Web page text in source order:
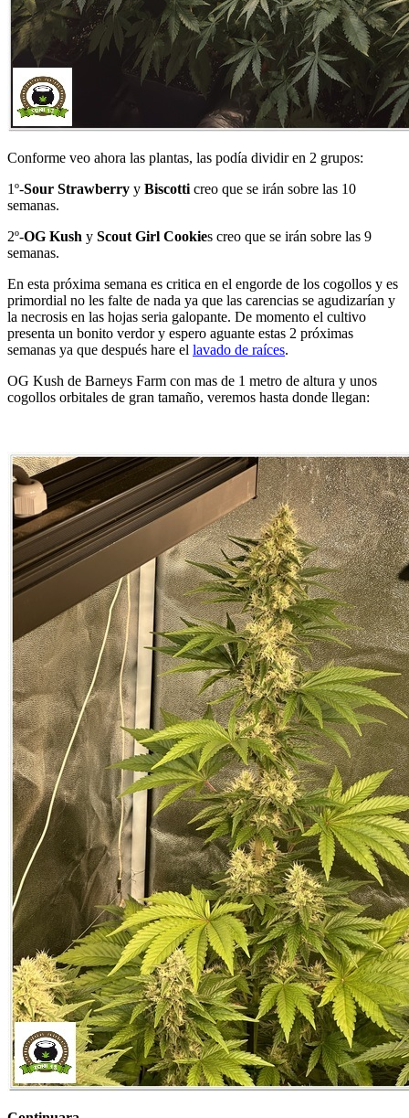
Conforme veo ahora las plantas, las podía dividir en 2 grupos:
1º-Sour Strawberry y Biscotti creo que se irán sobre las 10
semanas.
2º-OG Kush y Scout Girl Cookies creo que se irán sobre las 9
semanas.
En esta próxima semana es critica en el engorde de los cogollos y es
primordial no les falte de nada ya que las carencias se agudizarían y
la necrosis en las hojas seria galopante. De momento el cultivo
presenta un bonito verdor y espero aguante estas 2 próximas
semanas ya que después hare el lavado de raíces.
OG Kush de Barneys Farm con mas de 1 metro de altura y unos
cogollos orbitales de gran tamaño, veremos hasta donde llegan: